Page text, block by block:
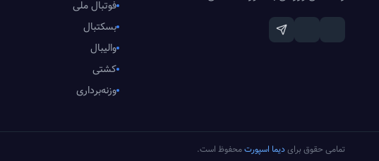
فوتبال ملی
بسکتبال
والیبال
کشتی
وزنه‌برداری
تمامی حقوق برایدیما اسپورتمحفوظ است.